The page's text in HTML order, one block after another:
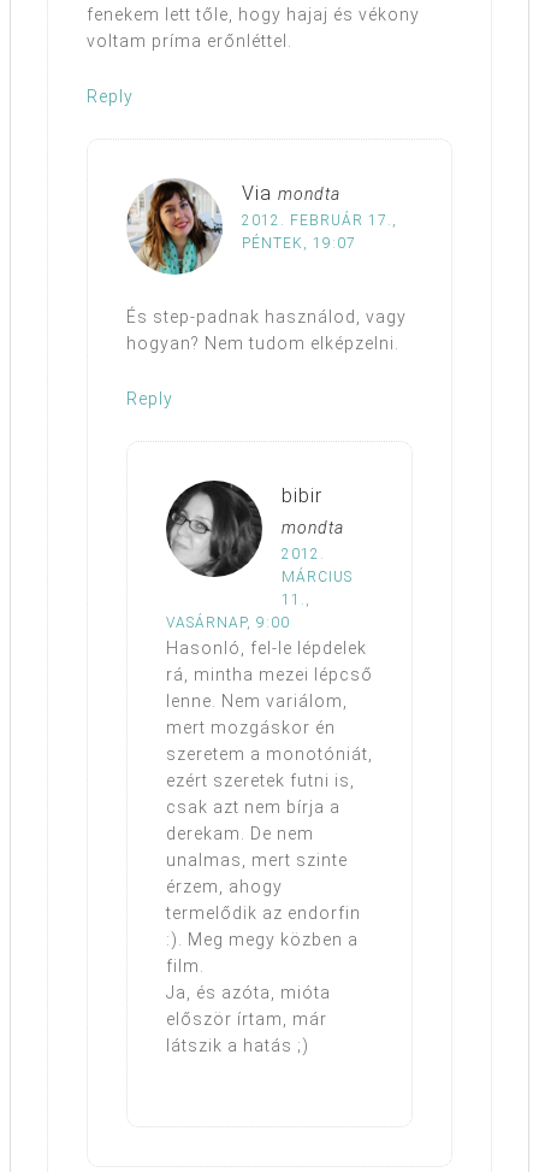
fenekem lett tőle, hogy hajaj és vékony
voltam príma erőnléttel.
Reply
Via mondta
2012. FEBRUÁR 17.,
PÉNTEK, 19:07
És step-padnak használod, vagy
hogyan? Nem tudom elképzelni.
Reply
bibir
mondta
2012.
MÁRCIUS
11.,
VASÁRNAP, 9:00
Hasonló, fel-le lépdelek
rá, mintha mezei lépcső
lenne. Nem variálom,
mert mozgáskor én
szeretem a monotóniát,
ezért szeretek futni is,
csak azt nem bírja a
derekam. De nem
unalmas, mert szinte
érzem, ahogy
termelődik az endorfin
:). Meg megy közben a
film.
Ja, és azóta, mióta
először írtam, már
látszik a hatás ;)